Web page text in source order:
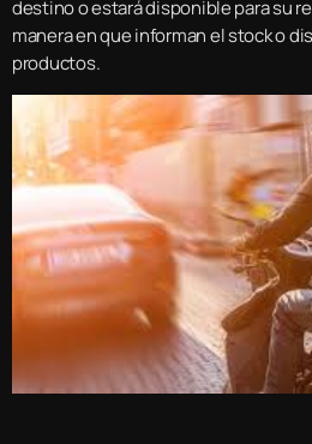
destino o estará disponible para su
manera en que informan el stock o
productos.